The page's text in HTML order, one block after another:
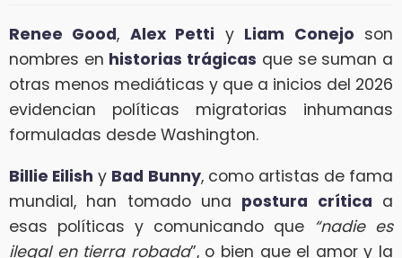
Renee Good, Alex Petti y Liam Conejo son
nombres en historias trágicas que se suman a
otras menos mediáticas y que a inicios del 2026
evidencian políticas migratorias inhumanas
formuladas desde Washington.
Billie Eilish y Bad Bunny, como artistas de fama
mundial, han tomado una postura crítica a
esas políticas y comunicando que “nadie es
ilegal en tierra robada”, o bien que el amor y la